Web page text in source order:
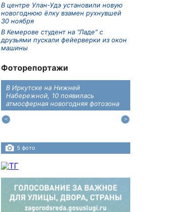
В центре Улан-Удэ установили новую
новогоднюю ёлку взамен рухнувшей
30 ноября
В Кемерове студент на "Ладе" с
друзьями пускали фейерверки из окон
машины
Фоторепортажи
В Иркутске на Нижней
Набережной, 10 появилась
атмосферная новогодняя фотозона
5 фото